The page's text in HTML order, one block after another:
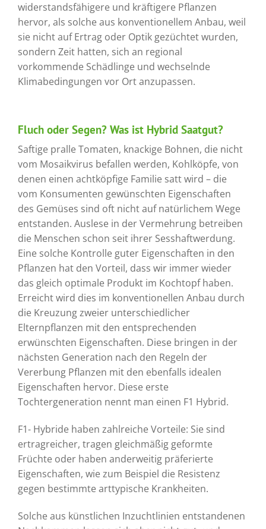
widerstandsfähigere und kräftigere Pflanzen
hervor, als solche aus konventionellem Anbau, weil
sie nicht auf Ertrag oder Optik gezüchtet wurden,
sondern Zeit hatten, sich an regional
vorkommende Schädlinge und wechselnde
Klimabedingungen vor Ort anzupassen.
Fluch oder Segen? Was ist Hybrid Saatgut?
Saftige pralle Tomaten, knackige Bohnen, die nicht
vom Mosaikvirus befallen werden, Kohlköpfe, von
denen einen achtköpfige Familie satt wird – die
vom Konsumenten gewünschten Eigenschaften
des Gemüses sind oft nicht auf natürlichem Wege
entstanden. Auslese in der Vermehrung betreiben
die Menschen schon seit ihrer Sesshaftwerdung.
Eine solche Kontrolle guter Eigenschaften in den
Pflanzen hat den Vorteil, dass wir immer wieder
das gleich optimale Produkt im Kochtopf haben.
Erreicht wird dies im konventionellen Anbau durch
die Kreuzung zweier unterschiedlicher
Elternpflanzen mit den entsprechenden
erwünschten Eigenschaften. Diese bringen in der
nächsten Generation nach den Regeln der
Vererbung Pflanzen mit den ebenfalls idealen
Eigenschaften hervor. Diese erste
Tochtergeneration nennt man einen F1 Hybrid.
F1- Hybride haben zahlreiche Vorteile: Sie sind
ertragreicher, tragen gleichmäßig geformte
Früchte oder haben anderweitig präferierte
Eigenschaften, wie zum Beispiel die Resistenz
gegen bestimmte arttypische Krankheiten.
Solche aus künstlichen Inzuchtlinien entstandenen